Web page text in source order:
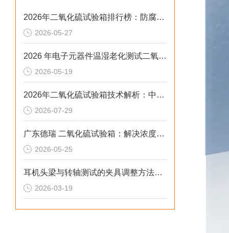
2026年二氧化硫试验箱排行榜：防腐蚀检测设备采购避坑指南
2026-05-27
2026 年电子元器件温湿老化测试二氧化硫试验箱排行榜
2026-05-19
2026年二氧化硫试验箱技术解析：中小场景的高合规选型参考
2026-07-29
广东德瑞 二氧化硫试验箱：解决浓度漂移与腐蚀数据失真的2026选型标准
2026-05-25
耳机头梁与转轴测试的夹具调整方法详解
2026-03-19